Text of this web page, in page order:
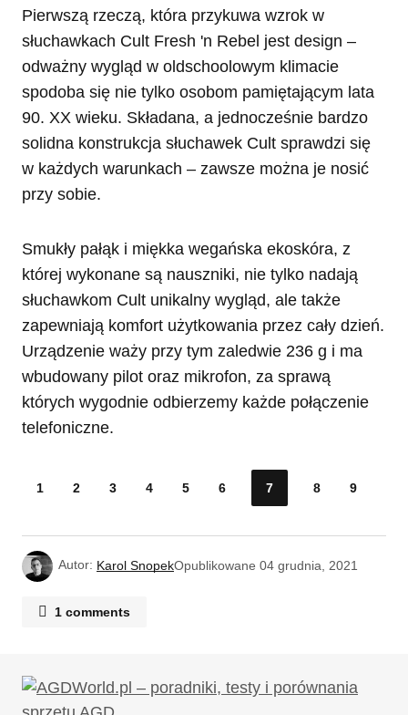
Pierwszą rzeczą, która przykuwa wzrok w
słuchawkach Cult Fresh 'n Rebel jest design –
odważny wygląd w oldschoolowym klimacie
spodoba się nie tylko osobom pamiętającym lata
90. XX wieku. Składana, a jednocześnie bardzo
solidna konstrukcja słuchawek Cult sprawdzi się
w każdych warunkach – zawsze można je nosić
przy sobie.
Smukły pałąk i miękka wegańska ekoskóra, z
której wykonane są nauszniki, nie tylko nadają
słuchawkom Cult unikalny wygląd, ale także
zapewniają komfort użytkowania przez cały dzień.
Urządzenie waży przy tym zaledwie 236 g i ma
wbudowany pilot oraz mikrofon, za sprawą
których wygodnie odbierzemy każde połączenie
telefoniczne.
1 2 3 4 5 6 7 8 9
Autor: Karol SnopekOpublikowane 04 grudnia, 2021
1 comments
Lepszy będzie krem nawilżająco nawadniający
firmy Efektima (Fermentology). O wiele